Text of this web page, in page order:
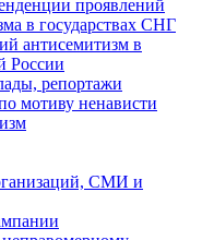
проявлений
в государствах СНГ
антисемитизм в
России
репортажи
мотиву ненависти
СМИ и